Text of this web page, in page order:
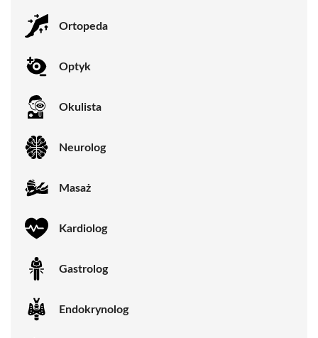
Ortopeda
Optyk
Okulista
Neurolog
Masaż
Kardiolog
Gastrolog
Endokrynolog